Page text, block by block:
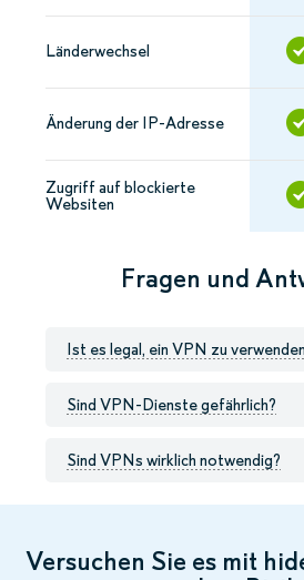
Länderwechsel
Änderung der IP-Adresse
Zugriff auf blockierte
Websiten
Fragen und
Ist es legal, ein VPN zu
Sind VPN-Dienste gefährlich?
Sind VPNs wirklich notwendig?
Versuchen Sie es mit